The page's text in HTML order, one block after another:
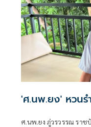
'ศ.นพ.ยง' หวนร
ศ.นพ.ยง ภู่วรวรรณ รา